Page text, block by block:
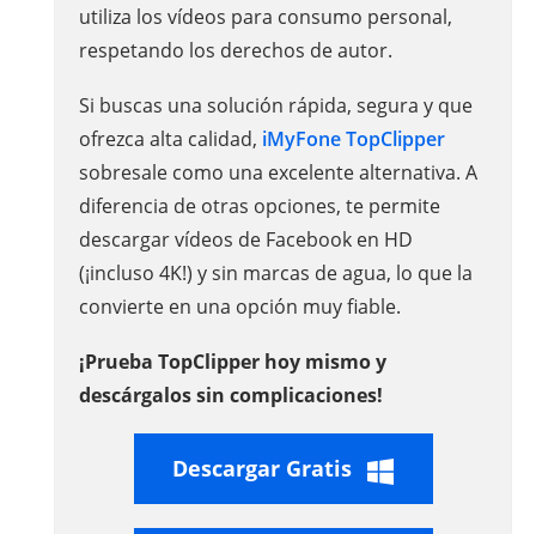
utiliza los vídeos para consumo personal,
respetando los derechos de autor.
Si buscas una solución rápida, segura y que
ofrezca alta calidad, iMyFone TopClipper
sobresale como una excelente alternativa. A
diferencia de otras opciones, te permite
descargar vídeos de Facebook en HD
(¡incluso 4K!) y sin marcas de agua, lo que la
convierte en una opción muy fiable.
¡Prueba TopClipper hoy mismo y
descárgalos sin complicaciones!
Descargar Gratis